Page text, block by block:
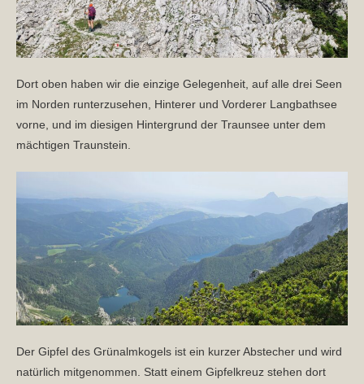
Dort oben haben wir die einzige Gelegenheit, auf alle drei Seen
im Norden runterzusehen, Hinterer und Vorderer Langbathsee
vorne, und im diesigen Hintergrund der Traunsee unter dem
mächtigen Traunstein.
Der Gipfel des Grünalmkogels ist ein kurzer Abstecher und wird
natürlich mitgenommen. Statt einem Gipfelkreuz stehen dort